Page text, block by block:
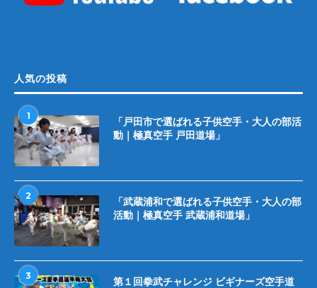
人気の投稿
1
「戸田市で選ばれる子供空手・大人の部活
動｜極真空手 戸田道場」
2
「武蔵浦和で選ばれる子供空手・大人の部
活動｜極真空手 武蔵浦和道場」
3
第１回拳武チャレンジ ビギナーズ空手道